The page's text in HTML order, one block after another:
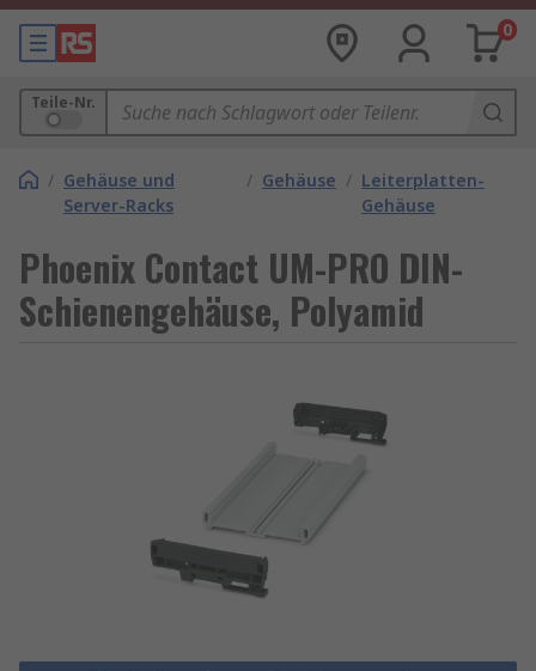
0
Teile-Nr.
/ Gehäuse und
Server-Racks
/ Gehäuse / Leiterplatten-
Gehäuse
Phoenix Contact UM-PRO DIN-
Schienengehäuse, Polyamid